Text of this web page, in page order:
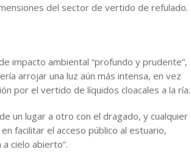
del sector de vertido de refulado.
impacto ambiental “profundo y prudente”,
arrojar una luz aún más intensa, en vez
por el vertido de líquidos cloacales a la ría.
un lugar a otro con el dragado, y cualquier
facilitar el acceso público al estuario,
cielo abierto”.